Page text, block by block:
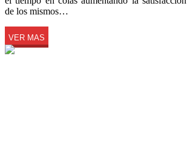
de los mismos…
VER MAS